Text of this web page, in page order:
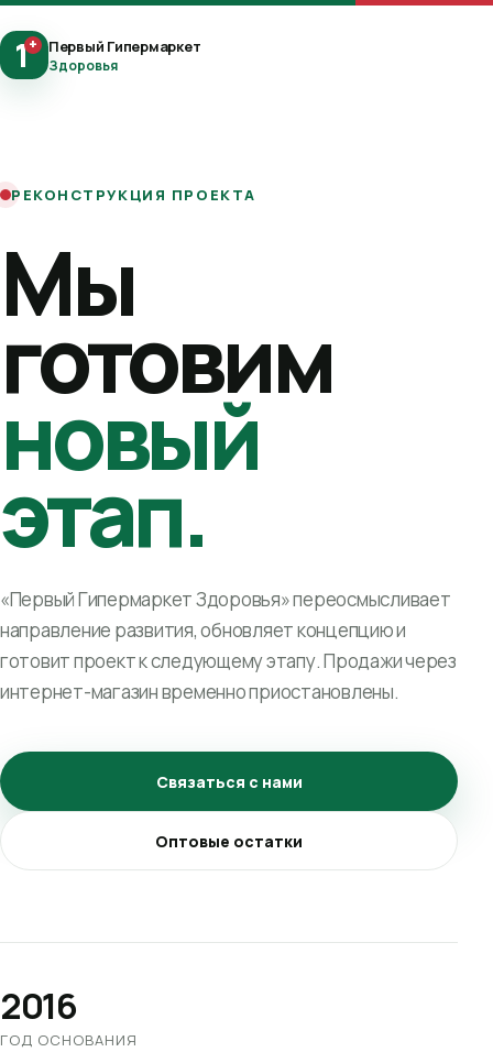
1+ Первый Гипермаркет
Здоровья
РЕКОНСТРУКЦИЯ ПРОЕКТА
Мы
готовим
новый
этап.
«Первый Гипермаркет Здоровья» переосмысливает
направление развития, обновляет концепцию и
готовит проект к следующему этапу. Продажи через
интернет-магазин временно приостановлены.
Связаться с нами
Оптовые остатки
2016
ГОД ОСНОВАНИЯ